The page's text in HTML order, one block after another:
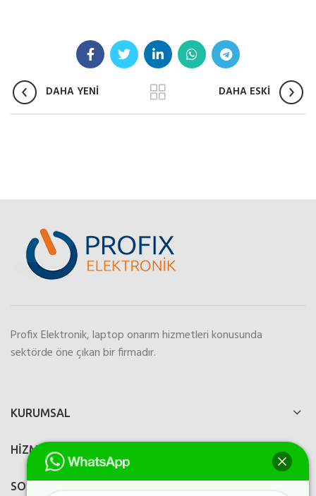
DAHA YENİ DAHA ESKİ
Profix Elektronik, laptop onarım hizmetleri konusunda
sektörde öne çıkan bir firmadır.
KURUMSAL
HİZMETLERİMİZ
SOSYAL MEDYA